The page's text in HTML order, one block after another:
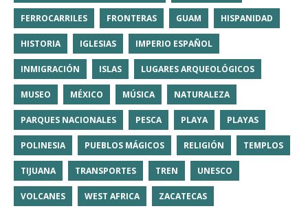
FERROCARRILES FRONTERAS GUAM HISPANIDAD
HISTORIA IGLESIAS IMPERIO ESPAÑOL
INMIGRACIÓN ISLAS LUGARES ARQUEOLÓGICOS
MUSEO MÉXICO MÚSICA NATURALEZA
PARQUES NACIONALES PESCA PLAYA PLAYAS
POLINESIA PUEBLOS MÁGICOS RELIGIÓN TEMPLOS
TIJUANA TRANSPORTES TREN UNESCO
VOLCANES WEST AFRICA ZACATECAS